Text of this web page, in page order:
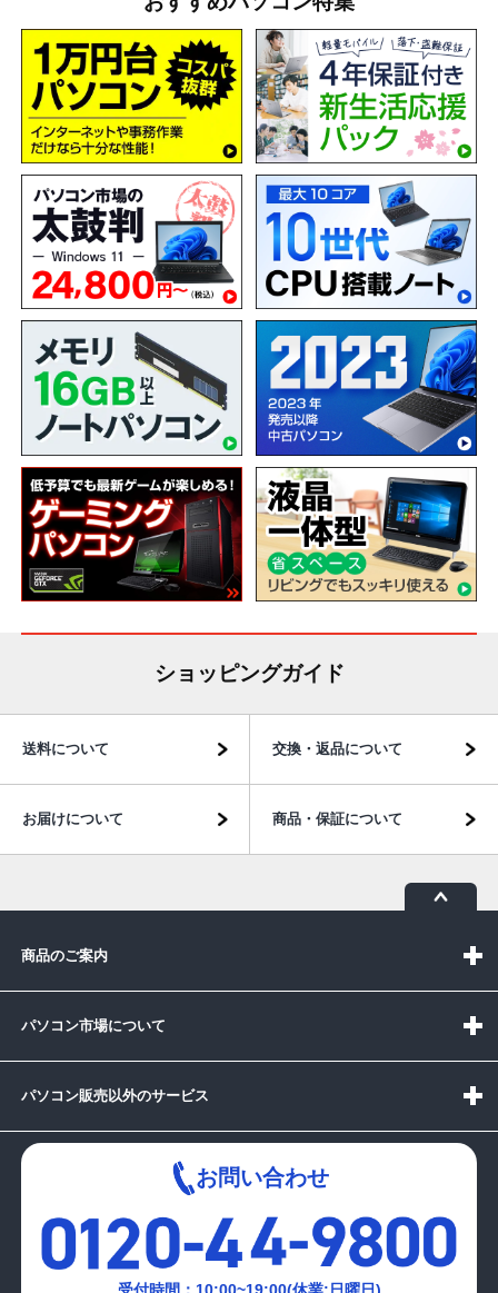
ショッピングガイド
送料について 交換・返品について
お届けについて 商品・保証について
商品のご案内
パソコン市場について
パソコン販売以外のサービス
お問い合わせ
受付時間：10:00~19:00(休業:日曜日)